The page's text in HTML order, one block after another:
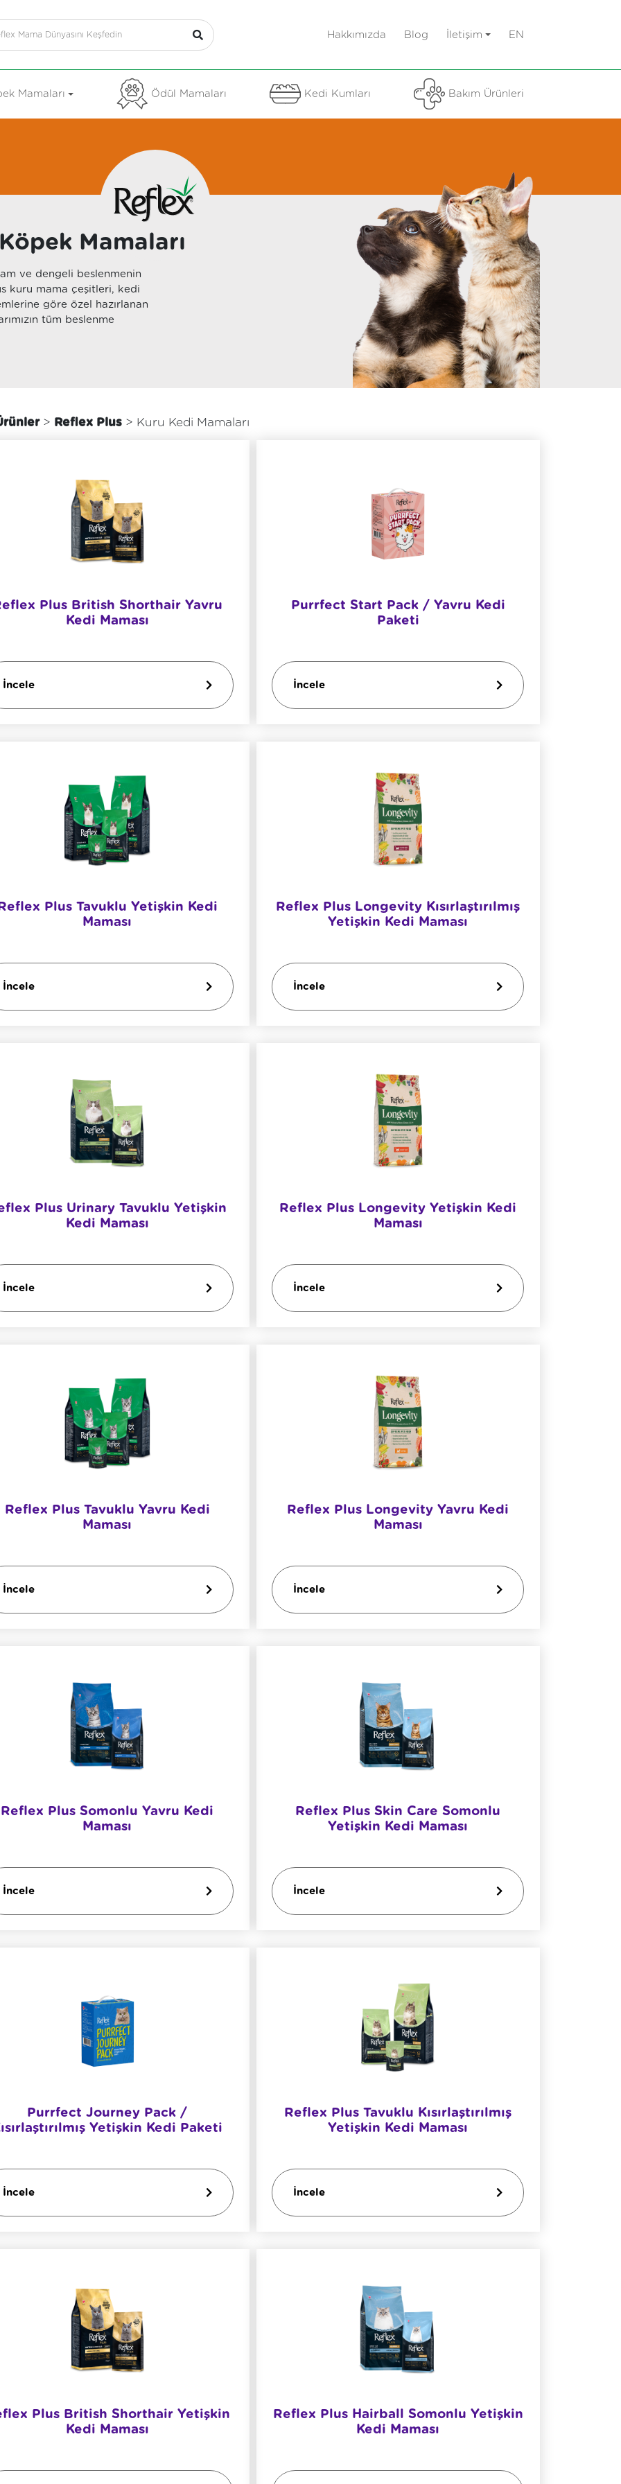
Hakkımızda Blog İletişim EN
Mamaları Ödül Mamaları Kedi Kumları Bakım Ürünleri
Mamaları
ve dengeli beslenmenin
kuru mama çeşitleri, kedi
göre özel hazırlanan
tüm beslenme
> Reflex Plus > Kuru Kedi Mamaları
Plus British Shorthair Yavru
Kedi Maması
İncele
Purrfect Start Pack / Yavru Kedi
Paketi
İncele
Plus Tavuklu Yetişkin Kedi
Maması
İncele
Reflex Plus Longevity Kısırlaştırılmış
Yetişkin Kedi Maması
İncele
Plus Urinary Tavuklu Yetişkin
Kedi Maması
İncele
Reflex Plus Longevity Yetişkin Kedi
Maması
İncele
Reflex Plus Tavuklu Yavru Kedi
Maması
İncele
Reflex Plus Longevity Yavru Kedi
Maması
İncele
Reflex Plus Somonlu Yavru Kedi
Maması
İncele
Reflex Plus Skin Care Somonlu
Yetişkin Kedi Maması
İncele
Purrfect Journey Pack /
Yetişkin Kedi Paketi
İncele
Reflex Plus Tavuklu Kısırlaştırılmış
Yetişkin Kedi Maması
İncele
Plus British Shorthair Yetişkin
Kedi Maması
Reflex Plus Hairball Somonlu Yetişkin
Kedi Maması